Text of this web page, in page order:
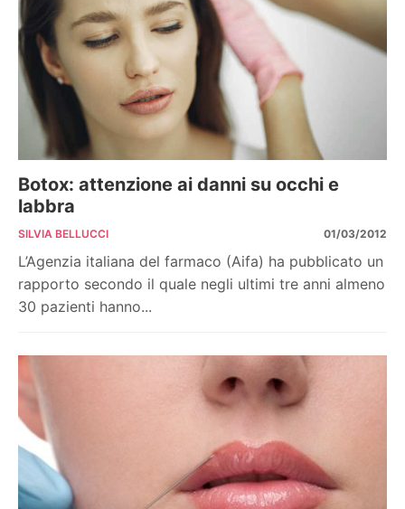
Botox: attenzione ai danni su occhi e
labbra
SILVIA BELLUCCI 01/03/2012
L’Agenzia italiana del farmaco (Aifa) ha pubblicato un
rapporto secondo il quale negli ultimi tre anni almeno
30 pazienti hanno...